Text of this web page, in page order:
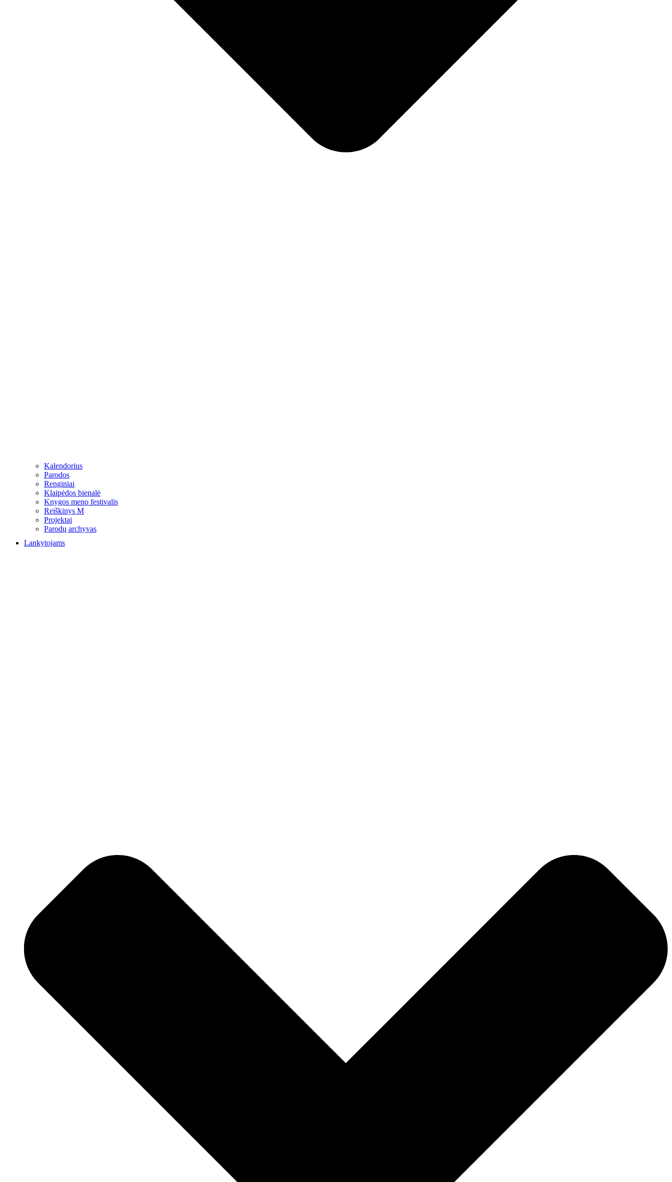
Kalendorius
Parodos
Renginiai
Klaipėdos bienalė
Knygos meno festivalis
Reiškinys M
Projektai
Parodų archyvas
Lankytojams